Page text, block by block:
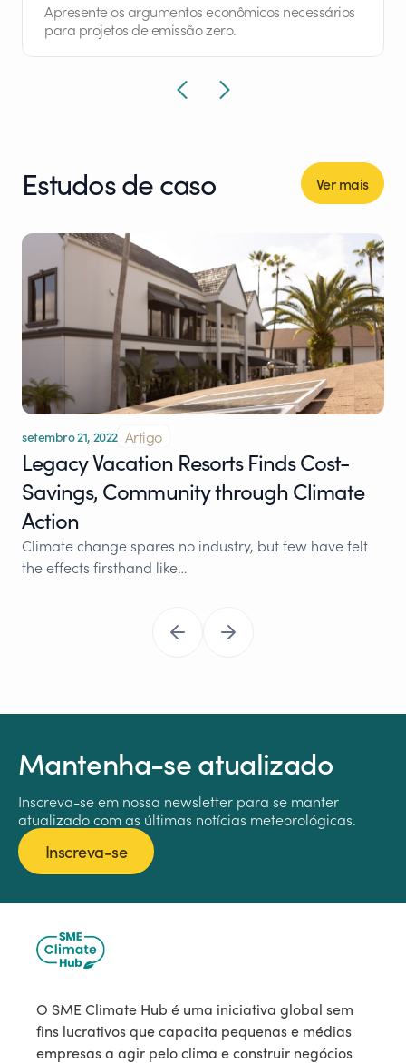
Apresente os argumentos econômicos necessários
para projetos de emissão zero.
Estudos de caso Ver mais
setembro 21, 2022 Artigo
Legacy Vacation Resorts Finds Cost-
Savings, Community through Climate
Action
Climate change spares no industry, but few have felt
the effects firsthand like…
Mantenha-se atualizado
Inscreva-se em nossa newsletter para se manter
atualizado com as últimas notícias meteorológicas.
Inscreva-se
O SME Climate Hub é uma iniciativa global sem
fins lucrativos que capacita pequenas e médias
empresas a agir pelo clima e construir negócios